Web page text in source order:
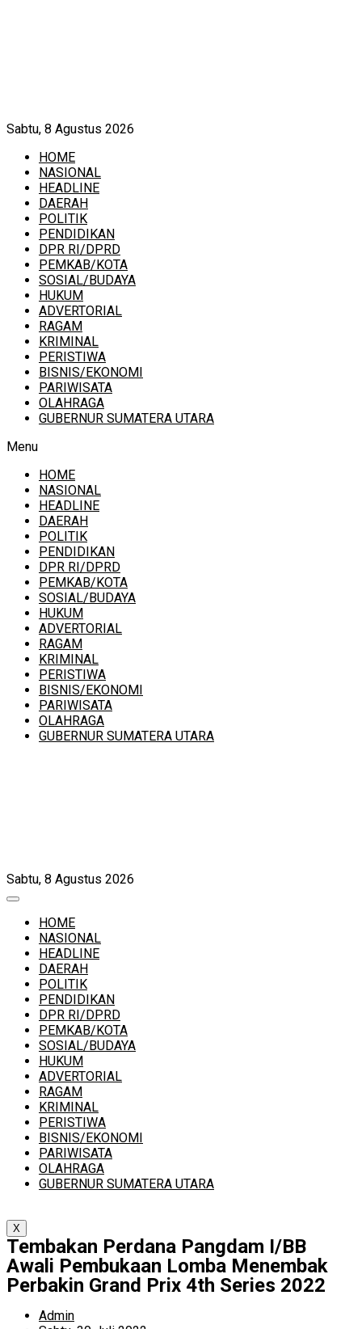
Sabtu, 8 Agustus 2026
HOME
NASIONAL
HEADLINE
DAERAH
POLITIK
PENDIDIKAN
DPR RI/DPRD
PEMKAB/KOTA
SOSIAL/BUDAYA
HUKUM
ADVERTORIAL
RAGAM
KRIMINAL
PERISTIWA
BISNIS/EKONOMI
PARIWISATA
OLAHRAGA
GUBERNUR SUMATERA UTARA
Menu
HOME
NASIONAL
HEADLINE
DAERAH
POLITIK
PENDIDIKAN
DPR RI/DPRD
PEMKAB/KOTA
SOSIAL/BUDAYA
HUKUM
ADVERTORIAL
RAGAM
KRIMINAL
PERISTIWA
BISNIS/EKONOMI
PARIWISATA
OLAHRAGA
GUBERNUR SUMATERA UTARA
Sabtu, 8 Agustus 2026
HOME
NASIONAL
HEADLINE
DAERAH
POLITIK
PENDIDIKAN
DPR RI/DPRD
PEMKAB/KOTA
SOSIAL/BUDAYA
HUKUM
ADVERTORIAL
RAGAM
KRIMINAL
PERISTIWA
BISNIS/EKONOMI
PARIWISATA
OLAHRAGA
GUBERNUR SUMATERA UTARA
X
Tembakan Perdana Pangdam I/BB
Awali Pembukaan Lomba Menembak
Perbakin Grand Prix 4th Series 2022
Admin